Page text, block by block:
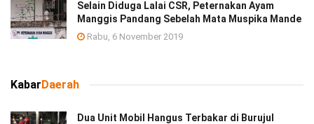
Selain Diduga Lalai CSR, Peternakan Ayam
Manggis Pandang Sebelah Mata Muspika Mande
Rabu, 6 November 2019
KabarDaerah
Dua Unit Mobil Hangus Terbakar di Burujul